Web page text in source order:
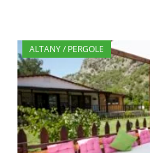
ALTANY / PERGOLE